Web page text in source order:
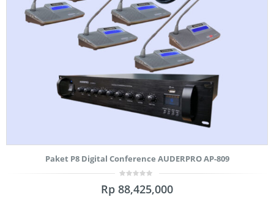
Paket P8 Digital Conference AUDERPRO AP-809
out
Rp 88,425,000